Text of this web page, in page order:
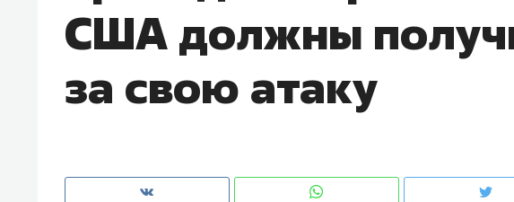
США должны
за свою атаку
чем интересен Оман?
клиентах и